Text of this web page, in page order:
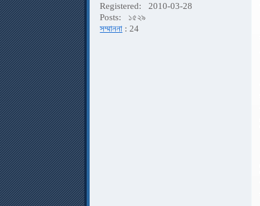
Registered:
2010-03-28
Posts:
১৫২৯
সম্মাননা : 24